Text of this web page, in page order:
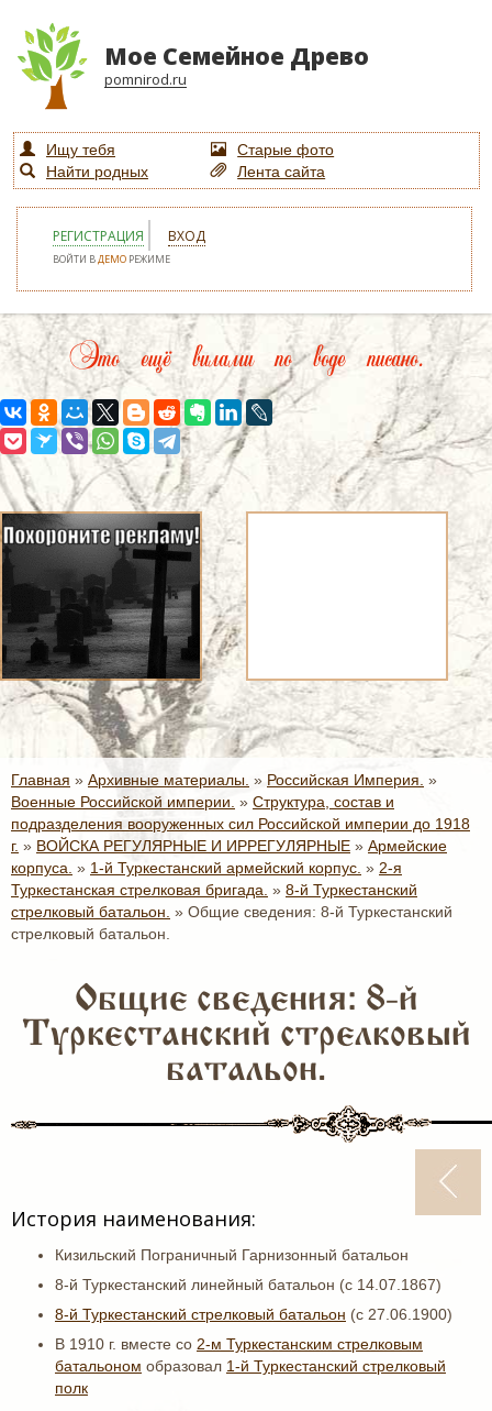
Мое Семейное Древо
pomnirod.ru
Ищу тебя
Старые фото
Найти родных
Лента сайта
РЕГИСТРАЦИЯ ВХОД
ВОЙТИ ВДЕМО РЕЖИМЕ
Это ещё вилами по воде писано.
Главная » Архивные материалы. » Российская Империя. »
Военные Российской империи. » Структура, состав и
подразделения вооруженных сил Российской империи до 1918
г. » ВОЙСКА РЕГУЛЯРНЫЕ И ИРРЕГУЛЯРНЫЕ » Армейские
корпуса. » 1-й Туркестанский армейский корпус. » 2-я
Туркестанская стрелковая бригада. » 8-й Туркестанский
стрелковый батальон. » Общие сведения: 8-й Туркестанский
стрелковый батальон.
Общие сведения: 8-й
Туркестанский стрелковый
батальон.
История наименования:
Кизильский Пограничный Гарнизонный батальон
8-й Туркестанский линейный батальон (с 14.07.1867)
8-й Туркестанский стрелковый батальон (с 27.06.1900)
В 1910 г. вместе со 2-м Туркестанским стрелковым
батальоном образовал 1-й Туркестанский стрелковый
полк